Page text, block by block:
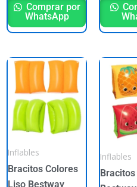
Comprar por
WhatsApp
Inflables
Bracitos Colores
Liso Bestway
This
product
has
multiple
variants.
options
may
Inflables
This
product
has
multiple
The
options
may